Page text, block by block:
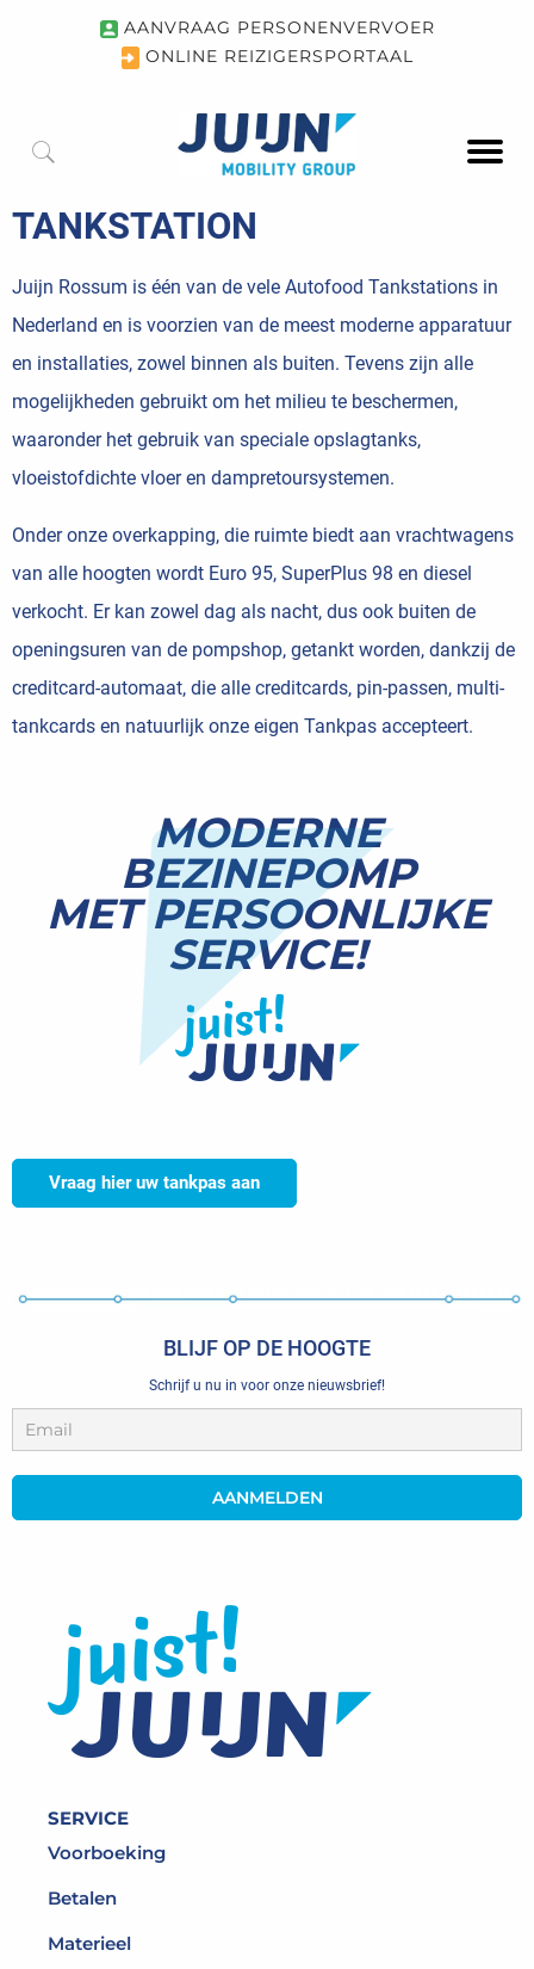
AANVRAAG PERSONENVERVOER
ONLINE REIZIGERSPORTAAL
TANKSTATION
Juijn Rossum is één van de vele Autofood Tankstations in
Nederland en is voorzien van de meest moderne apparatuur
en installaties, zowel binnen als buiten. Tevens zijn alle
mogelijkheden gebruikt om het milieu te beschermen,
waaronder het gebruik van speciale opslagtanks,
vloeistofdichte vloer en dampretoursystemen.
Onder onze overkapping, die ruimte biedt aan vrachtwagens
van alle hoogten wordt Euro 95, SuperPlus 98 en diesel
verkocht. Er kan zowel dag als nacht, dus ook buiten de
openingsuren van de pompshop, getankt worden, dankzij de
creditcard-automaat, die alle creditcards, pin-passen, multi-
tankcards en natuurlijk onze eigen Tankpas accepteert.
MODERNE
BEZINEPOMP
MET PERSOONLIJKE
SERVICE!
Vraag hier uw tankpas aan
BLIJF OP DE HOOGTE
Schrijf u nu in voor onze nieuwsbrief!
SERVICE
Voorboeking
Betalen
Materieel